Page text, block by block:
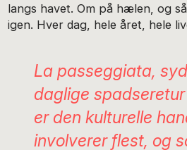
langs havet. Om på hælen, og
igen. Hver dag, hele året, hele
La passeggiata,
daglige
er den kulturelle
involverer flest, og